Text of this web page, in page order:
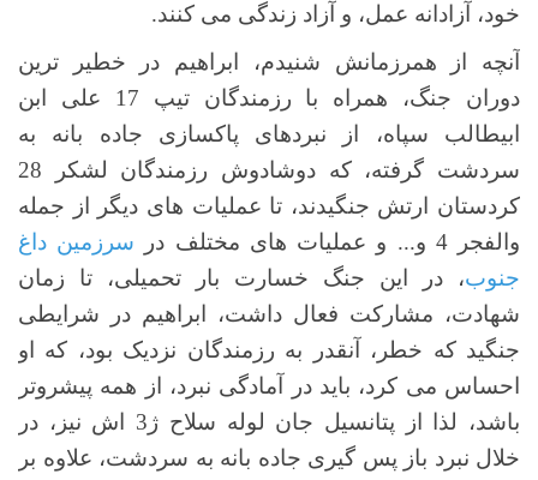
خود، آزادانه عمل، و آزاد زندگی می کنند.
آنچه از همرزمانش شنیدم، ابراهیم در خطیر ترین
دوران جنگ، همراه با رزمندگان تیپ 17 علی ابن
ابیطالب سپاه، از نبردهای پاکسازی جاده بانه به
سردشت گرفته، که دوشادوش رزمندگان لشکر 28
کردستان ارتش جنگیدند، تا عملیات های دیگر از جمله
والفجر 4 و... و عملیات های مختلف در
سرزمین داغ
جنوب، در این جنگ خسارت بار تحمیلی، تا زمان
شهادت، مشارکت فعال داشت، ابراهیم در شرایطی
جنگید که خطر، آنقدر به رزمندگان نزدیک بود، که او
احساس می کرد، باید در آمادگی نبرد، از همه پیشروتر
باشد، لذا از پتانسیل جان لوله سلاح ژ3 اش نیز، در
خلال نبرد باز پس گیری جاده بانه به سردشت، علاوه بر